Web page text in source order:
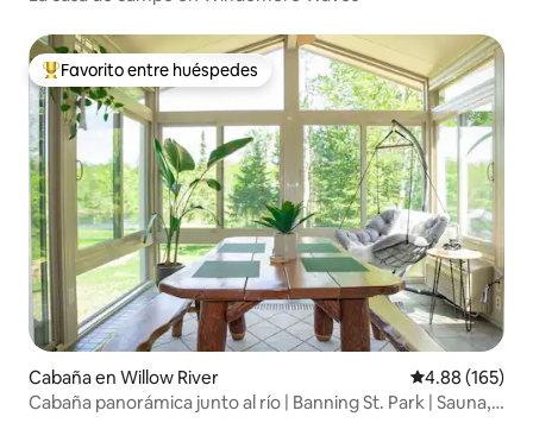
Favorito entre huéspedes preferido
Favorito entre huéspedes
Cabaña en Willow River Calificación
4.88 (165)
Cabaña panorámica junto al río | Banning St. Park | Sauna, 7